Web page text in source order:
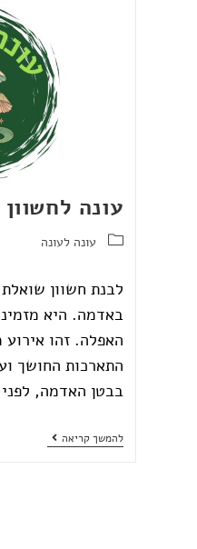
עונה לחשוון
עונה לעונה
לבנת חשוון
באדמה. היא
האפלה. זהו
התארכות החושך
בבטן האדמה,
להמשך קריאה